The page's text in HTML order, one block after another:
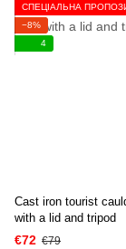
СПЕЦІАЛЬНА
−8%
4
Cast iron tourist
with a lid and tripod
€72 €79